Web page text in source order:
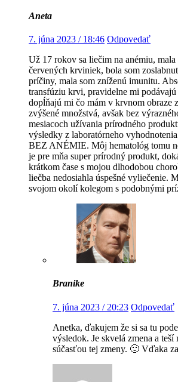
v
Aneta
7. júna 2023 / 18:46 Odpovedať
Už 17 rokov sa liečim na anémiu,
červených krviniek, bola som
príčiny, mala som zníženú imunitu.
transfúziu krvi, pravidelne mi
dopĺňajú mi čo mám v krvnom obraze
zvýšené množstvá, avšak bez
mesiacoch užívania prírodného
výsledky z laboratórneho
BEZ ANÉMIE. Môj hematológ tomu
je pre mňa super prírodný produkt,
krátkom čase s mojou dlhodobou
liečba nedosiahla úspešné vyliečenie.
svojom okolí kolegom s podobnými
Branike
7. júna 2023 / 20:23 Odpovedať
Anetka, ďakujem že si sa tu
výsledok. Je skvelá zmena a teší
súčasťou tej zmeny. 🙂 Vďaka